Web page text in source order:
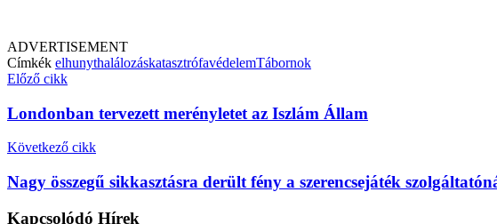
ADVERTISEMENT
Címkék elhunythalálozáskatasztrófavédelemTábornok
Előző cikk
Londonban tervezett merényletet az Iszlám Állam
Következő cikk
Nagy összegű sikkasztásra derült fény a szerencsejáték
Kapcsolódó Hírek